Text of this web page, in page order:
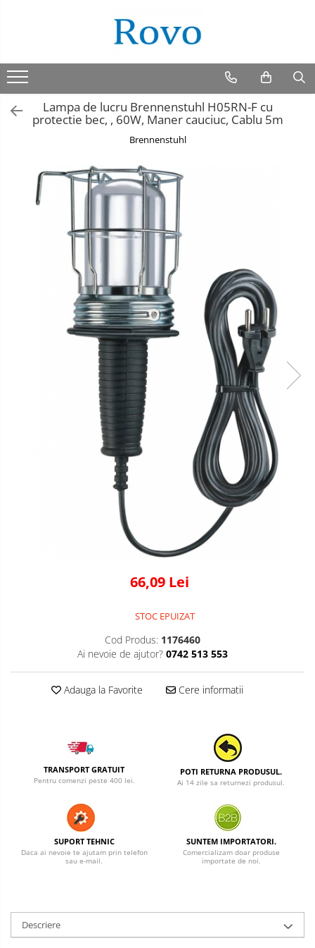
Lampa de lucru Brennenstuhl H05RN-F cu
protectie bec, , 60W, Maner cauciuc, Cablu 5m
Brennenstuhl
66,09 Lei
STOC EPUIZAT
Cod Produs: 1176460
Ai nevoie de ajutor? 0742 513 553
Adauga la Favorite Cere informatii
TRANSPORT GRATUIT
Pentru comenzi peste 400 lei.
POTI RETURNA PRODUSUL.
Ai 14 zile sa returnezi produsul.
SUPORT TEHNIC
Daca ai nevoie te ajutam prin telefon
sau e-mail.
SUNTEM IMPORTATORI.
Comercializam doar produse
importate de noi.
Descriere